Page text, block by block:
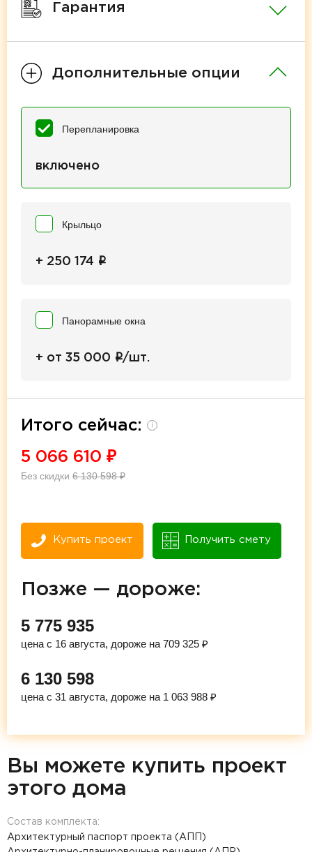
Гарантия
Дополнительные опции
Перепланировка
включено
Крыльцо
+ 250 174 i
Панорамные окна
+ от 35 000 i/шт.
Итого сейчас: i
5 066 610 ₽
Без скидки 6 130 598₽
Купить проект Получить смету
Позже — дороже:
5 775 935
цена с 16 августа, дороже на 709 325 ₽
6 130 598
цена с 31 августа, дороже на 1 063 988 ₽
Вы можете купить проект
этого дома
Состав комплекта:
Архитектурный паспорт проекта (АПП)